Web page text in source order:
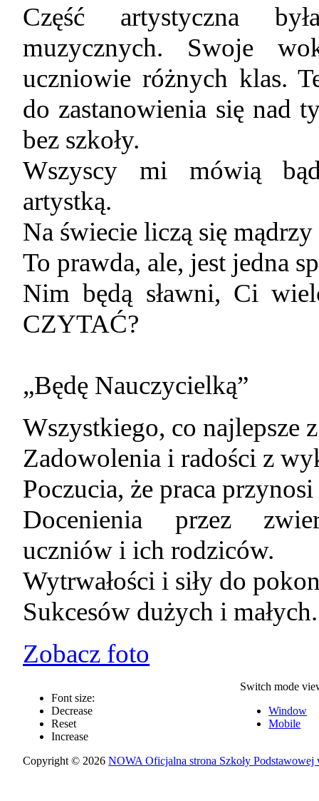
Część artystyczna
muzycznych. Swoje
uczniowie różnych klas.
do zastanowienia się nad
bez szkoły.
Wszyscy mi mówią
artystką.
Na świecie liczą się
To prawda, ale, jest jedna
Nim będą sławni, Ci
CZYTAĆ?
„Będę Nauczycielką”
Wszystkiego, co najlepsze
Zadowolenia i radości z
Poczucia, że praca
Docenienia przez
uczniów i ich rodziców.
Wytrwałości i siły do
Sukcesów dużych i małych.
Zobacz foto
Font size:
Decrease
Reset
Increase
Switch mode
Window
Mobile
Copyright © 2026NOWA Oficjalna strona Szkoły